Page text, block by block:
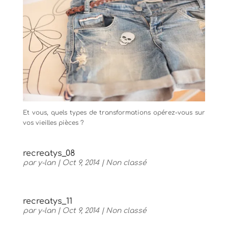
Et vous, quels types de transformations opérez-vous sur
vos vieilles pièces ?
recreatys_08
par y-lan| Oct 9, 2014| Non classé
recreatys_11
par y-lan| Oct 9, 2014| Non classé